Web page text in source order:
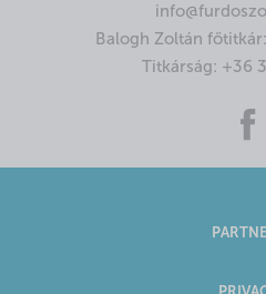
Balogh Zoltán főtitkár:
Titkárság: +36